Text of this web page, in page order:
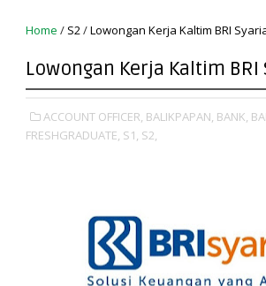
Home / S2/Lowongan Kerja Kaltim BRI
Lowongan Kerja Kaltim BRI
ACCOUNT OFFICER, BALIKPAPAN, BANK,
FRESHGRADUATE, S1, S2,